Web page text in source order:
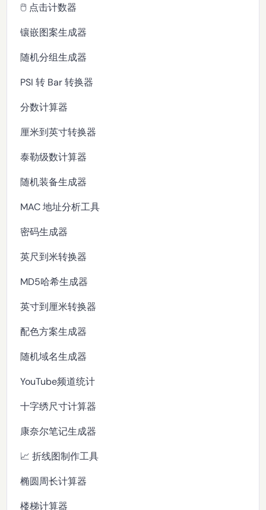
🖱️ 点击计数器
镶嵌图案生成器
随机分组生成器
PSI 转 Bar 转换器
分数计算器
厘米到英寸转换器
泰勒级数计算器
随机装备生成器
MAC 地址分析工具
密码生成器
英尺到米转换器
MD5哈希生成器
英寸到厘米转换器
配色方案生成器
随机域名生成器
YouTube频道统计
十字绣尺寸计算器
康奈尔笔记生成器
📈 折线图制作工具
椭圆周长计算器
楼梯计算器